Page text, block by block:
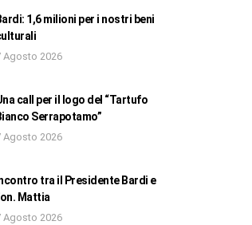
1,6 milioni per i nostri beni
Agosto 2026
call per il logo del “Tartufo
Serrapotamo”
Agosto 2026
tra il Presidente Bardi e
Mattia
Agosto 2026